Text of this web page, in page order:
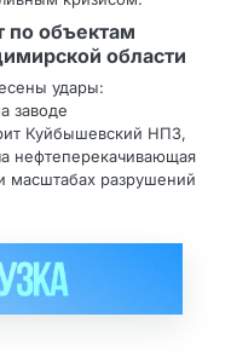
по объектам
области
удары:
заводе
Куйбышевский НПЗ,
нефтеперекачивающая
масштабах разрушений